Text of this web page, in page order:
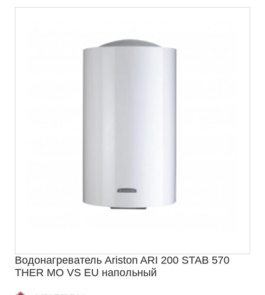
Водонагреватель Ariston ARI 200 STAB 570
THER MO VS EU напольный